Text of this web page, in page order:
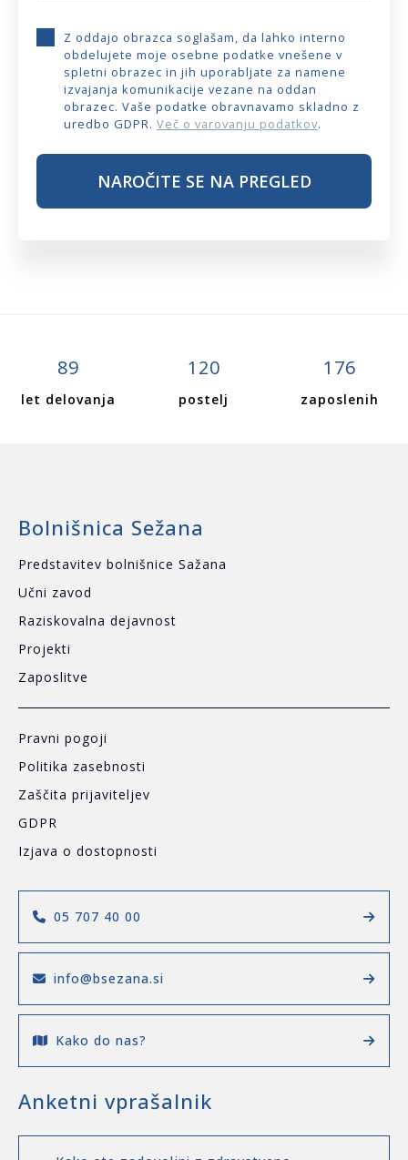
Z oddajo obrazca soglašam, da lahko interno
obdelujete moje osebne podatke vnešene v
spletni obrazec in jih uporabljate za namene
izvajanja komunikacije vezane na oddan
obrazec. Vaše podatke obravnavamo skladno z
uredbo GDPR. Več o varovanju podatkov.
89
let delovanja
120
postelj
176
zaposlenih
Bolnišnica Sežana
Predstavitev bolnišnice Sažana
Učni zavod
Raziskovalna dejavnost
Projekti
Zaposlitve
Pravni pogoji
Politika zasebnosti
Zaščita prijaviteljev
GDPR
Izjava o dostopnosti
05 707 40 00
info@bsezana.si
Kako do nas?
Anketni vprašalnik